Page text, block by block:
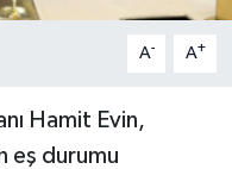
A- A+
Hamit Evin,
eş durumu